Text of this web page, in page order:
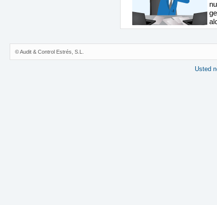
© Audit & Control Estrés, S.L.
Usted